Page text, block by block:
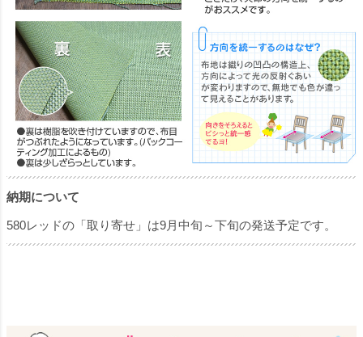
納期について
580レッドの「取り寄せ」は9月中旬～下旬の発送予定です。